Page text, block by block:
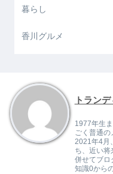
暮らし
香川グルメ
トランデ
1977年生ま
ごく普通の
2021年4月
ち、近い将
併せてブロ
知識0から